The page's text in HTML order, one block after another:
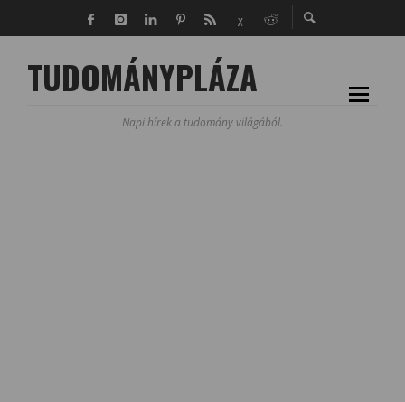
TUDOMÁNYPLÁZA
Napi hírek a tudomány világából.